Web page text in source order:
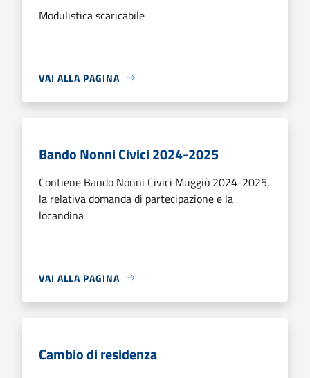
Modulistica scaricabile
VAI ALLA PAGINA
Bando Nonni Civici 2024-2025
Contiene Bando Nonni Civici Muggiò 2024-2025,
la relativa domanda di partecipazione e la
locandina
VAI ALLA PAGINA
Cambio di residenza